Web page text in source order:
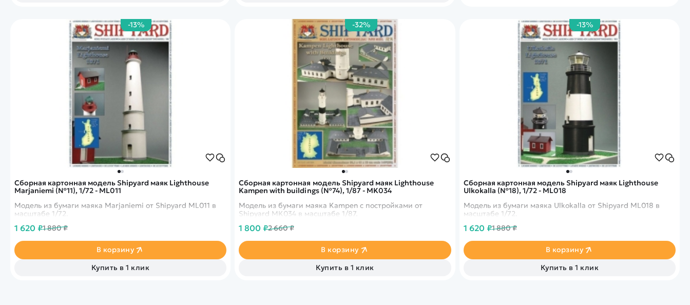
-13%
Сборная картонная модель Shipyard маяк Lighthouse
Marjaniemi (№11), 1/72 - ML011
Модель из бумаги маяка Marjaniemi от Shipyard ML011 в
масштабе 1/72.
1 620 ₽1 880 ₽
В корзину
Купить в 1 клик
-32%
Сборная картонная модель Shipyard маяк Lighthouse
Kampen with buildings (№74), 1/87 - MK034
Модель из бумаги маяка Kampen с постройками от
Shipyard MK034 в масштабе 1/87.
1 800 ₽2 660 ₽
В корзину
Купить в 1 клик
-13%
Сборная картонная модель Shipyard маяк Lighthouse
Ulkokalla (№18), 1/72 - ML018
Модель из бумаги маяка Ulkokalla от Shipyard ML018 в
масштабе 1/72.
1 620 ₽1 880 ₽
В корзину
Купить в 1 клик